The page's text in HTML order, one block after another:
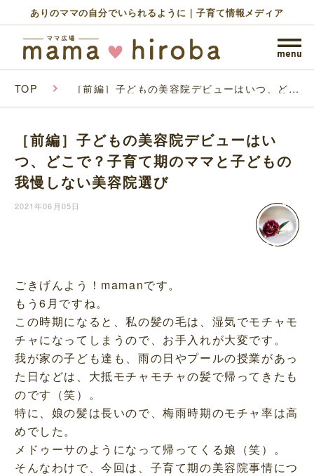
ありのママの自分でいられるように｜子育て情報メディア
TOP ［前編］子どもの美容院デビューはいつ、どこ
院選び
［前編］子どもの美容院デビューはい
つ、どこで？子育て期のママと子どもの
我慢しない美容院選び
2021年06月05日
ごきげんよう！mamanです。
もう6月ですね。
この時期になると、私の髪の毛は、湿気でモチャモ
チャになってしまうので、お手入れが大変です。
我が家の子ども達も、雨の日やプールの授業があっ
た日などは、大抵モチャモチャの髪で帰ってきたも
のです（笑）。
特に、娘の髪は長いので、梅雨時期のモチャ率は高
めでした。
メドゥーサのようになって帰ってくる娘（笑）。
そんなわけで、今回は、子育て期の美容院事情につ